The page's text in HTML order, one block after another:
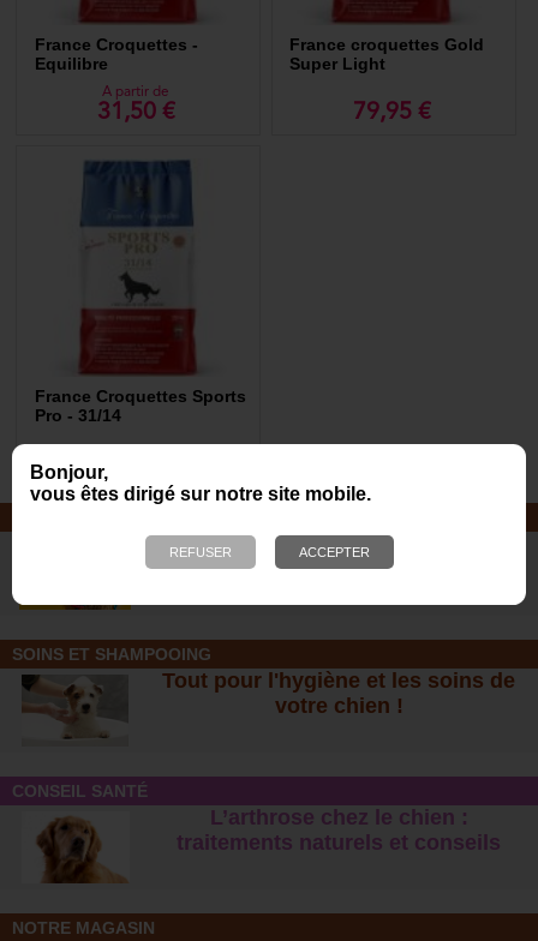
Bonjour,
vous êtes dirigé sur notre site mobile.
France Croquettes -
Equilibre
A partir de
31,50 €
France croquettes Gold
Super Light
79,95 €
France Croquettes Sports
Pro - 31/14
69,00 €
De nombreuses nouveautés pour
des heures de jeux avec votre chien
SOINS ET SHAMPOOING
Tout pour l'hygiène et les soins de
votre chien !
CONSEIL SANTÉ
L’arthrose chez le chien :
traitements naturels et conseil s
NOTRE MAGASIN